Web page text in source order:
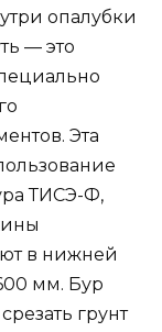
опалубки
— это
Эта
ТИСЭ-Ф,
в нижней
мм. Бур
грунт